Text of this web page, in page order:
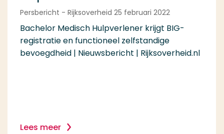
Persbericht - Rijksoverheid 25 februari 2022
Bachelor Medisch Hulpverlener krijgt BIG-
registratie en functioneel zelfstandige
bevoegdheid | Nieuwsbericht | Rijksoverheid.nl
Lees meer